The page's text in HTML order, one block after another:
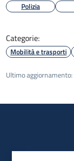
Polizia
Categorie:
Mobilità e trasporti
Ultimo aggiornamento: